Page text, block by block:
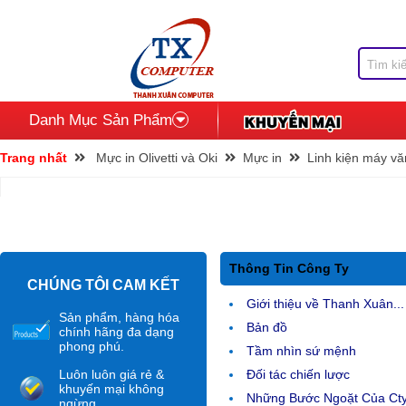
Danh Mục Sản Phẩm
Trang nhất Mực in Olivetti và Oki Mực in Linh kiện máy
CHÚNG TÔI CAM KẾT
Sản phẩm, hàng hóa
chính hãng đa dạng
phong phú.
Luôn luôn giá rẻ &
khuyến mại không
Thông Tin Công Ty
Giới thiệu về Thanh Xuân...
Bản đồ
Tầm nhìn sứ mệnh
Đối tác chiến lược
Những Bước Ngoặt Của